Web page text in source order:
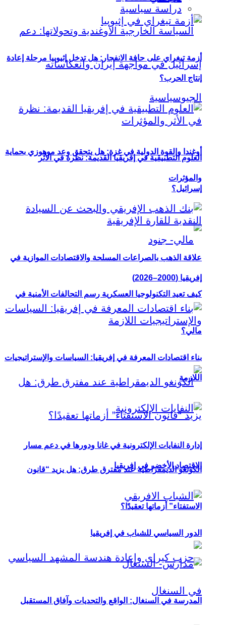
أوغندا والقوة الدولية في غزة: هل يتحقق وعد موهوزي بحماية
إسرائيل؟
كيف تعيد التكنولوجيا العسكرية رسم التحالفات الأمنية في
مالي؟
الكونغو الديمقراطية عند مفترق طرق: هل يزيد “قانون
الاستفتاء” أزماتها تعقيدًا؟
دراسة سياسية
أزمة تيغراي على حافة الانفجار: هل تدخل إثيوبيا مرحلة إعادة
إنتاج الحرب؟
العلوم التطبيقية في إفريقيا القديمة: نظرة في الأثر
والمؤثرات
علاقة الذهب بالصراعات المسلحة والاقتصادات الموازية في
إفريقيا (2000–2026)
بناء اقتصادات المعرفة في إفريقيا: السياسات والإستراتيجيات
اللازمة
إدارة النفايات الإلكترونية في غانا ودورها في دعم مسار
الاقتصاد الأخضر في إفريقيا
الدور السياسي للشباب في إفريقيا
المدرسة في السنغال: الواقع والتحديات وآفاق المستقبل